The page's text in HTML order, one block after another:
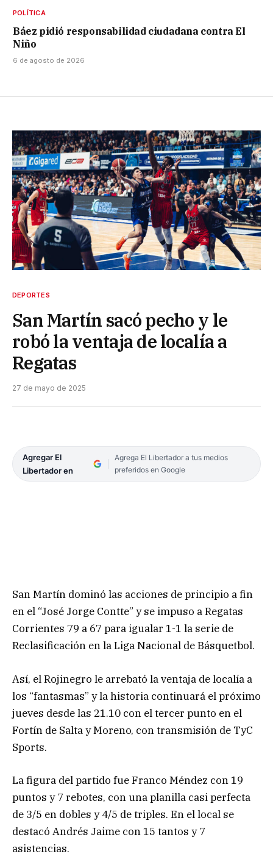
POLÍTICA
Báez pidió responsabilidad ciudadana contra El
Niño
6 de agosto de 2026
DEPORTES
San Martín sacó pecho y le
robó la ventaja de localía a
Regatas
27 de mayo de 2025
Agregar El
Libertador en
Agrega El Libertador a tus medios
preferidos en Google
San Martín dominó las acciones de principio a fin
en el “José Jorge Contte” y se impuso a Regatas
Corrientes 79 a 67 para igualar 1-1 la serie de
Reclasificación en la Liga Nacional de Básquetbol.
Así, el Rojinegro le arrebató la ventaja de localía a
los “fantasmas” y la historia continuará el próximo
jueves desde las 21.10 con el tercer punto en el
Fortín de Salta y Moreno, con transmisión de TyC
Sports.
La figura del partido fue Franco Méndez con 19
puntos y 7 rebotes, con una planilla casi perfecta
de 3/5 en dobles y 4/5 de triples. En el local se
destacó Andrés Jaime con 15 tantos y 7
asistencias.